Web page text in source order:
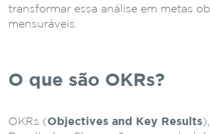
transformar essa análise em metas
mensuráveis.
O que são OKRs?
OKRs ( Objectives and Key Results